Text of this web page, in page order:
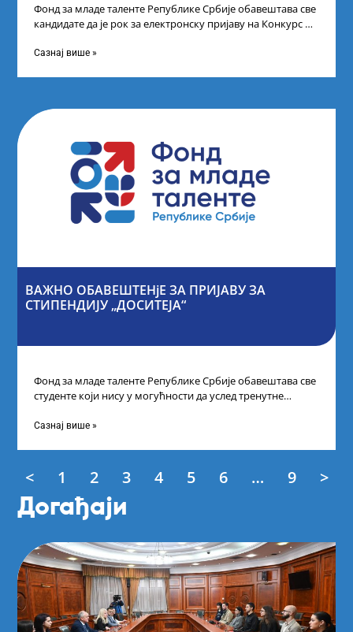
Фонд за младе таленте Републике Србије обавештава све
кандидате да је рок за електронску пријаву на Конкурс за
Сазнај више »
ВАЖНО ОБАВЕШТЕНјЕ ЗА ПРИЈАВУ ЗА
СТИПЕНДИЈУ „ДОСИТЕЈА“
Фонд за младе таленте Републике Србије обавештава све
студенте који нису у могућности да услед тренутне
Сазнај више »
< 1 2 3 4 5 6 … 9 >
Догађаји